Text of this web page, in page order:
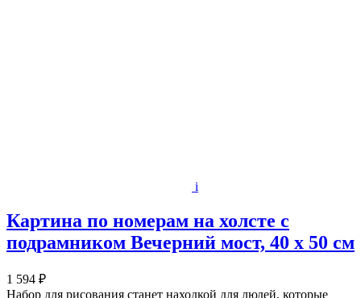
i
Картина по номерам на холсте с
подрамником Вечерний мост, 40 х 50 см
1 594 ₽
Набор для рисования станет находкой для людей, которые